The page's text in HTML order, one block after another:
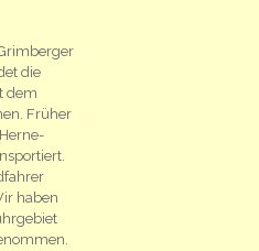
die
dem
Früher
haben